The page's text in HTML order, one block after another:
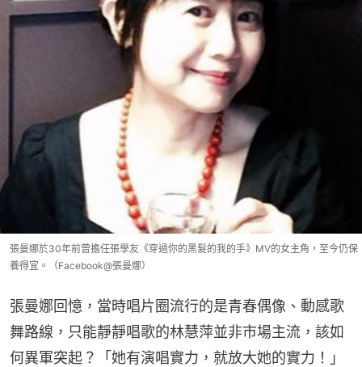
張曼娜於30年前曾擔任張學友《穿過你的黑髮的我的手》MV的女主角，至今仍保
養得宜。（Facebook@張曼娜）
張曼娜回憶，當時唱片圈流行的是青春偶像、動感歌
舞路線，只能靜靜唱歌的林慧萍並非市場主流，該如
何異軍突起？「她有演唱實力，就放大她的實力！」